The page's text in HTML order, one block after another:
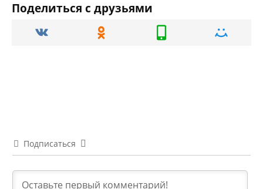
Поделиться с друзьями
Подписаться